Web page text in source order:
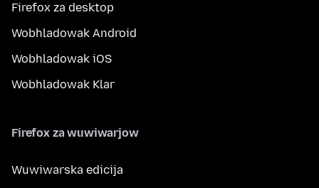
Firefox za desktop
Wobhladowak Android
Wobhladowak iOS
Wobhladowak Klar
Firefox za wuwiwarjow
Wuwiwarska edicija